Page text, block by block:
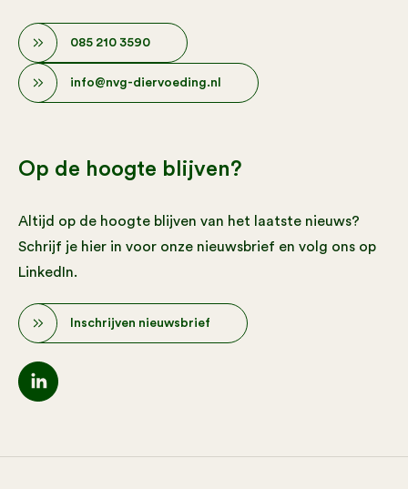
085 210 3590
info@nvg-diervoeding.nl
Op de hoogte blijven?
Altijd op de hoogte blijven van het laatste nieuws?
Schrijf je hier in voor onze nieuwsbrief en volg ons op
LinkedIn.
Inschrijven nieuwsbrief